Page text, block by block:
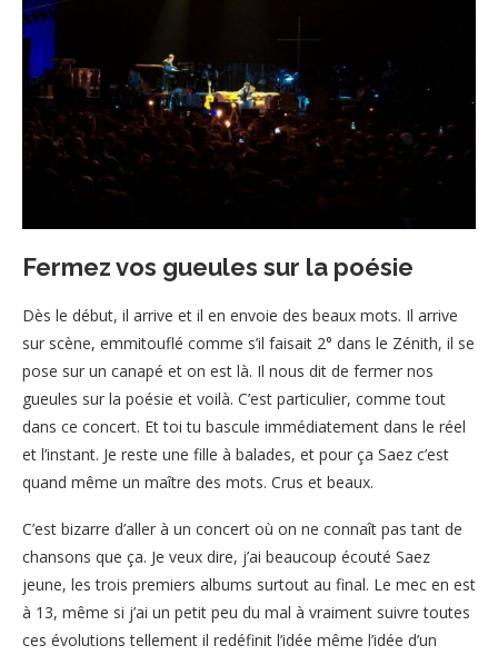
Fermez vos gueules sur la poésie
Dès le début, il arrive et il en envoie des beaux mots. Il arrive
sur scène, emmitouflé comme s’il faisait 2° dans le Zénith, il se
pose sur un canapé et on est là. Il nous dit de fermer nos
gueules sur la poésie et voilà. C’est particulier, comme tout
dans ce concert. Et toi tu bascule immédiatement dans le réel
et l’instant. Je reste une fille à balades, et pour ça Saez c’est
quand même un maître des mots. Crus et beaux.
C’est bizarre d’aller à un concert où on ne connaît pas tant de
chansons que ça. Je veux dire, j’ai beaucoup écouté Saez
jeune, les trois premiers albums surtout au final. Le mec en est
à 13, même si j’ai un petit peu du mal à vraiment suivre toutes
ces évolutions tellement il redéfinit l’idée même l’idée d’un